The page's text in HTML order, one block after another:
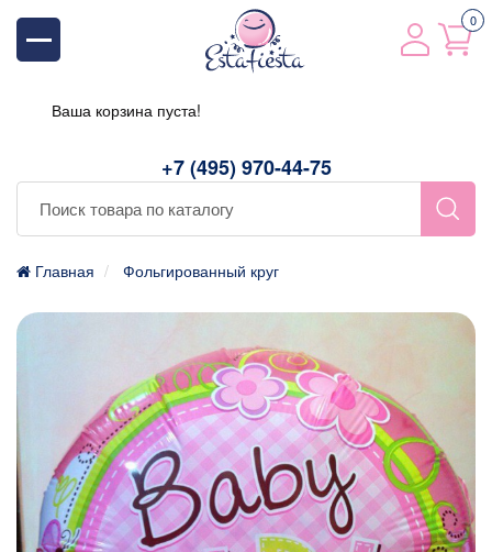
+7 (495) 970-44-75
0
Ваша корзина пуста!
Главная Фольгированный круг